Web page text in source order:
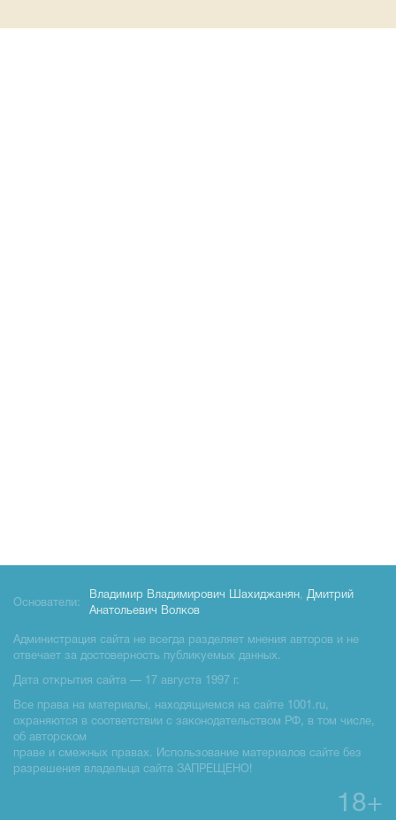
Основатели:
Владимир Владимирович Шахиджанян, Дмитрий
Анатольевич Волков
Администрация сайта не всегда разделяет мнения авторов и не
отвечает за достоверность публикуемых данных.
Дата открытия сайта — 17 августа 1997 г.
Все права на материалы, находящиемся на сайте 1001.ru,
охраняются в соответствии с законодательством РФ, в том числе,
об авторском
праве и смежных правах. Использование материалов сайте без
разрешения владельца сайта ЗАПРЕЩЕНО!
18+